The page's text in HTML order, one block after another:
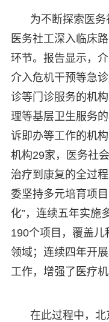
为不断探索医
医务社工深入临床
环节。报告显示，
介入危机干预等急
诊等门诊服务的机
理等基层卫生服务
诉即办等工作的机
机构29家，医务社
治疗到康复的全过
委坚持多元培育项
化”，连续五年实施
190个项目，覆盖
领域；连续四年开
工作，增强了医疗机
在此过程中，北